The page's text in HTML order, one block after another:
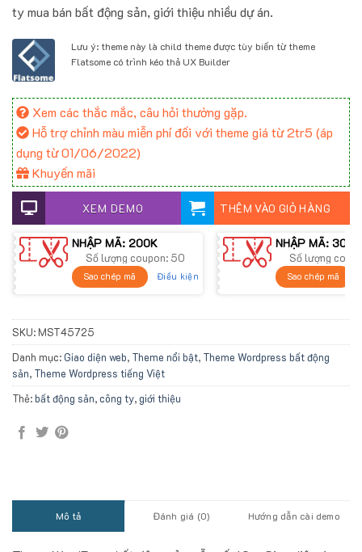
ty mua bán bất động sản, giới thiệu nhiều dự án.
Lưu ý: theme này là child theme được tùy biến từ theme
Flatsome có trình kéo thả UX Builder
Xem các thắc mắc, câu hỏi thường gặp.
Hỗ trợ chỉnh màu miễn phí đối với theme giá từ 2tr5 (áp
dụng từ 01/06/2022)
Khuyến mãi
XEM DEMO THÊM VÀO GIỎ HÀNG
NHẬP MÃ: 200K
Số lượng coupon: 50
Sao chép mã Điều kiện
NHẬP MÃ: 300K
Số lượng
Sao chép mã
SKU: MST45725
Danh mục:Giao diện web, Theme nổi bật, Theme Wordpress bất động
sản, Theme Wordpress tiếng Việt
Thẻ:bất động sản,công ty,giới thiệu
Mô tả Đánh giá (0) Hướng dẫn cài demo